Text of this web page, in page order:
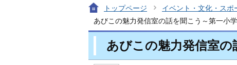
トップページ イベント・文化・スポ
あびこの魅力発信室の話を聞こう～第一小
あびこの魅力発信室の